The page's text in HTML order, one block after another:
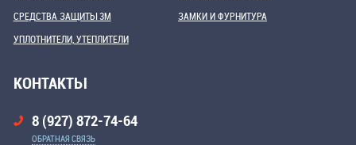
СРЕДСТВА ЗАЩИТЫ 3М
УПЛОТНИТЕЛИ, УТЕПЛИТЕЛИ
ЗАМКИ И ФУРНИТУРА
КОНТАКТЫ
8 (927) 872-74-64
ОБРАТНАЯ СВЯЗЬ